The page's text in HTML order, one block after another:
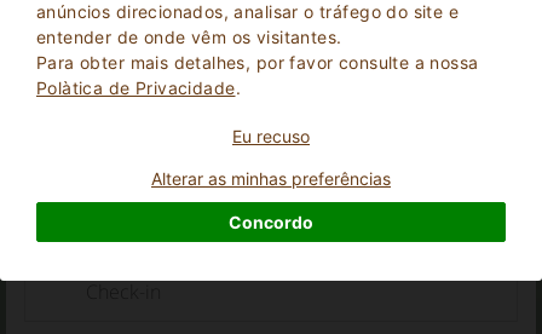
anúncios direcionados, analisar o tráfego do site e
entender de onde vêm os visitantes.
Para obter mais detalhes, por favor consulte a nossa
Polà­tica de Privacidade.
Eu recuso
Alterar as minhas preferências
Concordo
Está cansado de procurar? Facilite, escreva aqui suas
preferências e receba ofertas personalizadas de
nossos imóveis!
Entre em contato com o proprietário
Data de check-in